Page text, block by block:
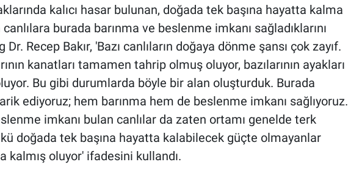
kalıcı hasar bulunan, doğada tek başına hayatta kalma
burada barınma ve beslenme imkanı sağladıklarını
Recep Bakır, 'Bazı canlıların doğaya dönme şansı çok zayıf.
kanatları tamamen tahrip olmuş oluyor, bazılarının ayakları
Bu gibi durumlarda böyle bir alan oluşturduk. Burada
ediyoruz; hem barınma hem de beslenme imkanı sağlıyoruz.
imkanı bulan canlılar da zaten ortamı genelde terk
doğada tek başına hayatta kalabilecek güçte olmayanlar
kalmış oluyor' ifadesini kullandı.